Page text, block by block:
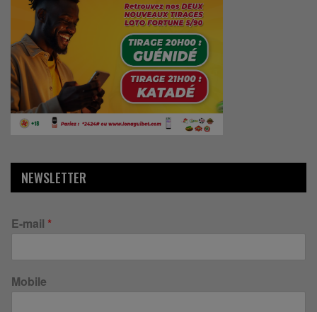
NEWSLETTER
E-mail *
Mobile